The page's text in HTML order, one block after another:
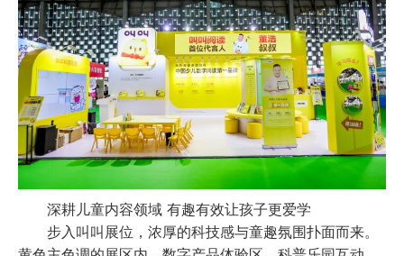
深耕儿童内容领域 有趣有效让孩子更爱学
步入叫叫展位，浓厚的科技感与童趣氛围扑面而来。